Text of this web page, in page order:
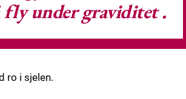
fly under graviditet.
ro i sjelen.